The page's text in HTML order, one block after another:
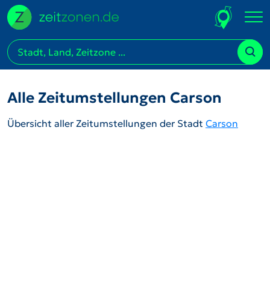
Alle Zeitumstellungen Carson
Übersicht aller Zeitumstellungen der Stadt Carson